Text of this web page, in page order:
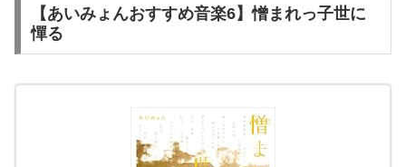
【あいみょんおすすめ音楽6】憎まれっ子世に
憚る